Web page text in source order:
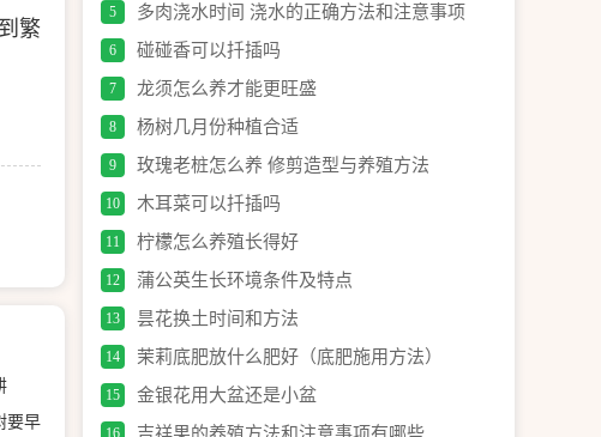
繁
要早
5 多肉浇水时间 浇水的正确方法和注意事项
6 碰碰香可以扦插吗
7 龙须怎么养才能更旺盛
8 杨树几月份种植合适
9 玫瑰老桩怎么养 修剪造型与养殖方法
10 木耳菜可以扦插吗
11 柠檬怎么养殖长得好
12 蒲公英生长环境条件及特点
13 昙花换土时间和方法
14 茉莉底肥放什么肥好（底肥施用方法）
15 金银花用大盆还是小盆
16 吉祥果的养殖方法和注意事项有哪些